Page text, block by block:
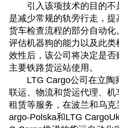
引入该项技术的目的
是减少常规的轨旁行走，
货车检查流程的部分自动
评估机器狗的能力以及此
效性后，该公司将决定是
主要铁路货运站使用。
LTG Cargo公司在立
联运、物流和货运代理、
租赁等服务，在波兰和乌
argo-Polska和LTG